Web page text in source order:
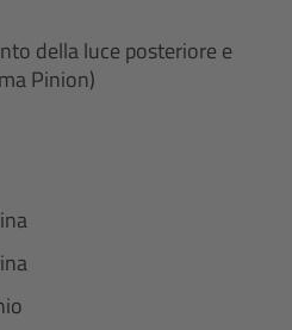
della luce posteriore e
Pinion)